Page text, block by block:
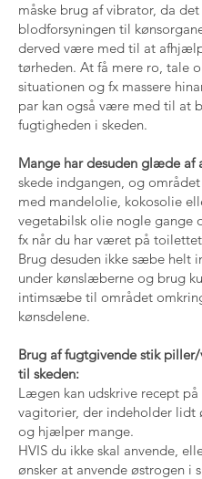
måske brug af vibrator, da
blodforsyningen til
derved være med til at
tørheden. At få mere ro, tale
situationen og fx massere
par kan også være med til at
fugtigheden i skeden.
Mange har desuden glæde af
skede indgangen, og
med mandelolie, kokosolie
vegetabilsk olie nogle gange
fx når du har været på
Brug desuden ikke sæbe helt
under kønslæberne og brug
intimsæbe til området
kønsdelene.
Brug af fugtgivende stik
til skeden:
Lægen kan udskrive recept på
vagitorier, der indeholder lidt
og hjælper mange.
HVIS du ikke skal anvende,
ønsker at anvende østrogen i